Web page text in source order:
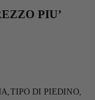
PIU’
DI PIEDINO,